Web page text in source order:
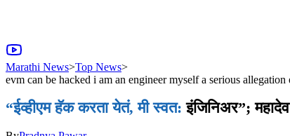
Marathi News>Top News>
evm can be hacked i am an engineer myself a serious
“ईव्हीएम हॅक करता येतं, मी स्वत: इंजिनिअर”;